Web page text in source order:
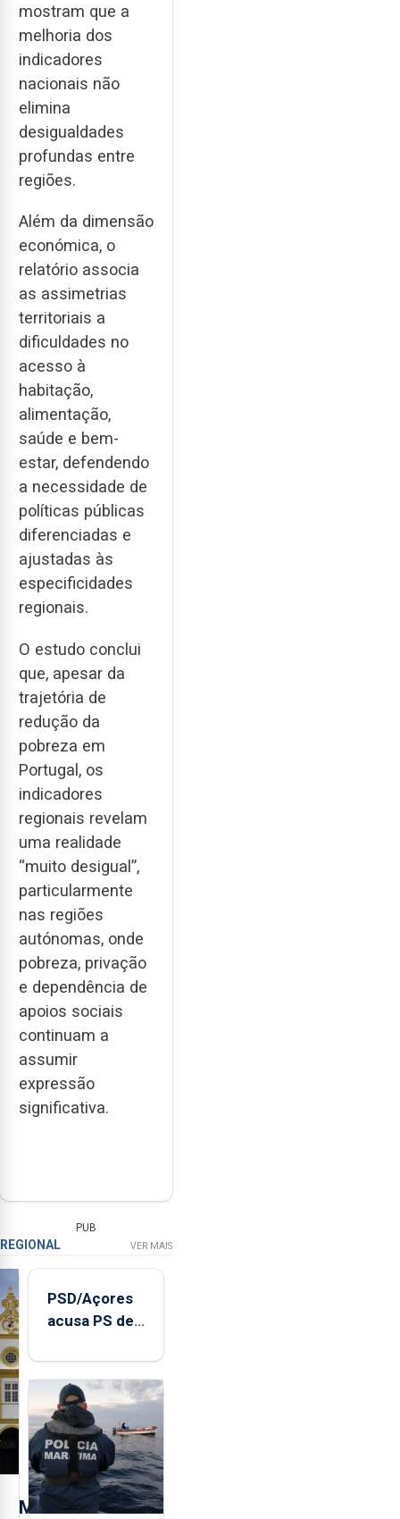
mostram que a
melhoria dos
indicadores
nacionais não
elimina
desigualdades
profundas entre
regiões.
Além da dimensão
económica, o
relatório associa
as assimetrias
territoriais a
dificuldades no
acesso à
habitação,
alimentação,
saúde e bem-
estar, defendendo
a necessidade de
políticas públicas
diferenciadas e
ajustadas às
especificidades
regionais.
O estudo conclui
que, apesar da
trajetória de
redução da
pobreza em
Portugal, os
indicadores
regionais revelam
uma realidade
“muito desigual”,
particularmente
nas regiões
autónomas, onde
pobreza, privação
e dependência de
apoios sociais
continuam a
assumir
expressão
significativa.
PUB
REGIONAL VER MAIS
M
PSD/Açores
acusa PS de
contraditória"
sobre
evolução
turística